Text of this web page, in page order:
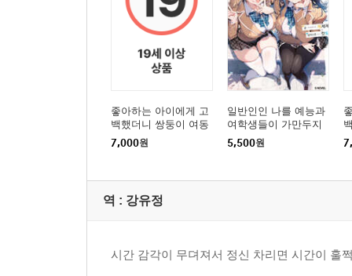
좋아하는 아이에게 고
백했더니 쌍둥이 여동
생이 덤으로 딸려 왔다
04권
7,000원
일반인인 나를 예능과
여학생들이 가만두지
않는다 01권
5,500원
역 : 강유정
시간 감각이 무뎌져서 정신 차리면 시간이 훌